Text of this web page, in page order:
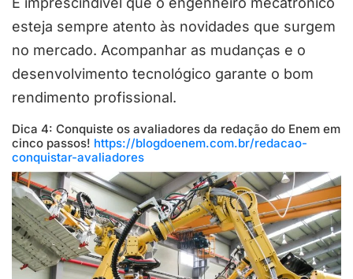
esteja sempre atento às novidades que surgem
no mercado. Acompanhar as mudanças e o
desenvolvimento tecnológico garante o bom
rendimento profissional.
Dica 4: Conquiste os avaliadores da redação do Enem em
cinco passos! https://blogdoenem.com.br/redacao-
conquistar-avaliadores